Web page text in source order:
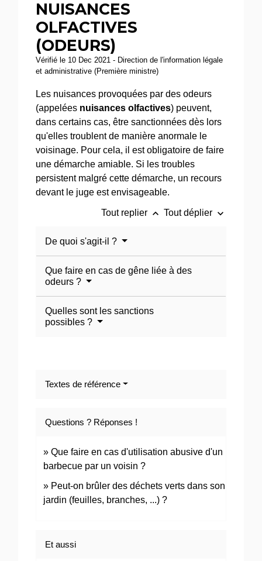
NUISANCES
OLFACTIVES
(ODEURS)
Vérifié le 10 Dec 2021 - Direction de l'information légale
et administrative (Première ministre)
Les nuisances provoquées par des odeurs
(appelées nuisances olfactives) peuvent,
dans certains cas, être sanctionnées dès lors
qu'elles troublent de manière anormale le
voisinage. Pour cela, il est obligatoire de faire
une démarche amiable. Si les troubles
persistent malgré cette démarche, un recours
devant le juge est envisageable.
Tout replier keyboard_arrow_up Tout déplier keyboard_arrow_down
De quoi s'agit-il ?
Que faire en cas de gêne liée à des
odeurs ?
Quelles sont les sanctions
possibles ?
Textes de référence
Questions ? Réponses !
Que faire en cas d'utilisation abusive d'un
barbecue par un voisin ?
Peut-on brûler des déchets verts dans son
jardin (feuilles, branches, ...) ?
Et aussi